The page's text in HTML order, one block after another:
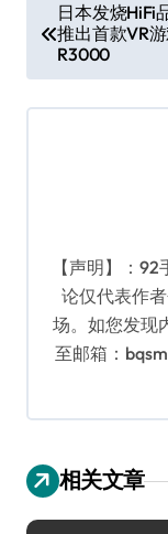
章
导
航
日本发烧HiFi
推出首款VR
R3000
【声明】：
论仅代表作
场。如您发现
至邮箱：
相关文章